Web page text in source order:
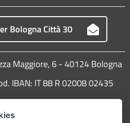
Bologna Città 30
Maggiore, 6 - 40124 Bologna
IBAN: IT 88 R 02008 02435